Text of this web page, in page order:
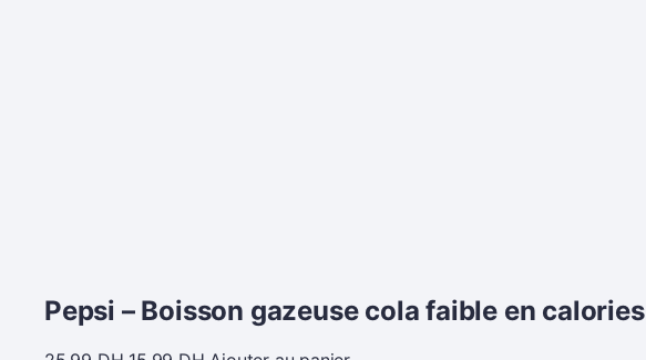
Pepsi – Boisson gazeuse cola faible en calories